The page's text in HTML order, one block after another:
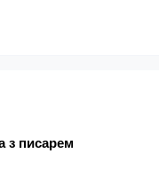
з писарем